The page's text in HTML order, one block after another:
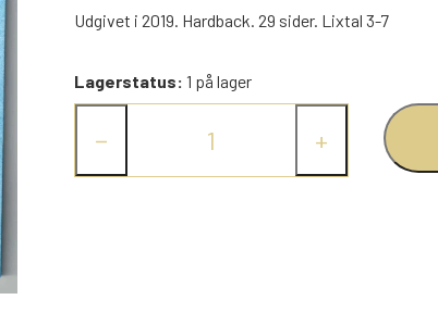
ANDRE SPIL
SMÅ FIGURER
TROLDE FIGURER
Udgivet i 2019. Hardback. 29 sider. Lixtal 3-7
Lagerstatus: 1 på lager
− +